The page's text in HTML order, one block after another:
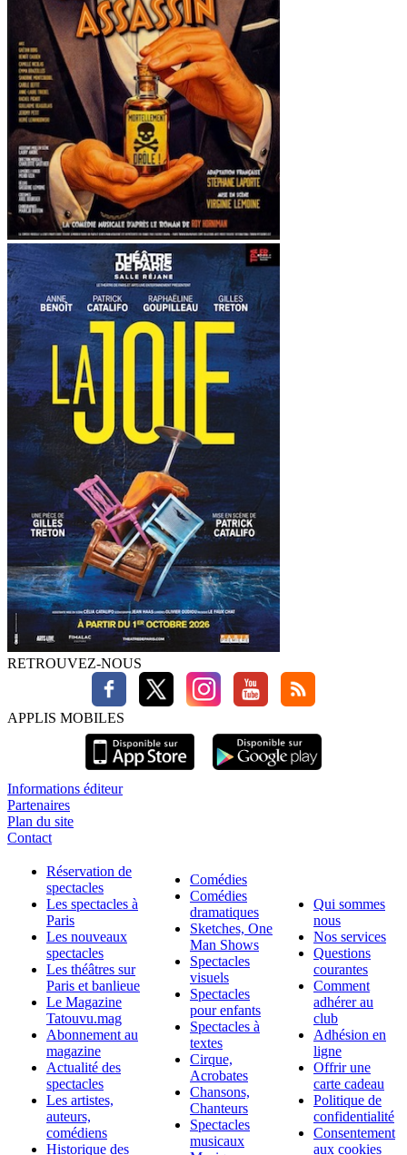
RETROUVEZ-NOUS
APPLIS MOBILES
Informations éditeur
Partenaires
Plan du site
Contact
Réservation de
spectacles
Les spectacles à
Paris
Les nouveaux
spectacles
Les théâtres sur
Paris et banlieue
Le Magazine
Tatouvu.mag
Abonnement au
magazine
Actualité des
spectacles
Les artistes,
auteurs,
comédiens
Historique des
Comédies
Comédies
dramatiques
Sketches, One
Man Shows
Spectacles
visuels
Spectacles
pour enfants
Spectacles à
textes
Cirque,
Acrobates
Chansons,
Chanteurs
Spectacles
musicaux
Qui sommes
nous
Nos services
Questions
courantes
Comment
adhérer au
club
Adhésion en
ligne
Offrir une
carte cadeau
Politique de
confidentialité
Consentement
aux cookies